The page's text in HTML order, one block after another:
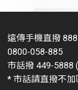
遠傳手機直撥
0800-058-885
市話撥 449-5888
* 市話請直撥不